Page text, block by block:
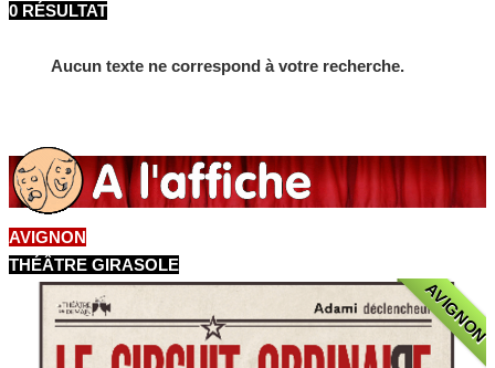
0 RÉSULTAT
Aucun texte ne correspond à votre recherche.
AVIGNON
THÉÂTRE GIRASOLE
AVIGNON